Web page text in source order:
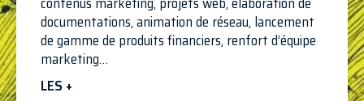
documentations, animation de réseau, lancement
de gamme de produits financiers, renfort d’équipe
marketing…
LES +